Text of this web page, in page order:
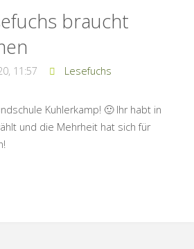
braucht
11:57 Lesefuchs
Kuhlerkamp! 🙂 Ihr habt in
und die Mehrheit hat sich für